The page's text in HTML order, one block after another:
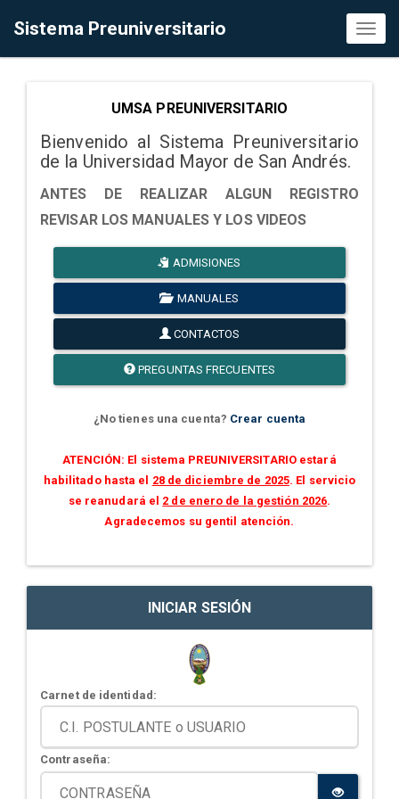
Sistema Preuniversitario
UMSA PREUNIVERSITARIO
Bienvenido al Sistema Preuniversitario
de la Universidad Mayor de San Andrés.
ANTES DE REALIZAR ALGUN REGISTRO
REVISAR LOS MANUALES Y LOS VIDEOS
ADMISIONES
MANUALES
CONTACTOS
PREGUNTAS FRECUENTES
¿No tienes una cuenta? Crear cuenta
ATENCIÓN: El sistema PREUNIVERSITARIO estará
habilitado hasta el 28 de diciembre de 2025. El servicio
se reanudará el 2 de enero de la gestión 2026.
Agradecemos su gentil atención.
INICIAR SESIÓN
Carnet de identidad:
Contraseña: